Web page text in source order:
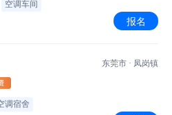
空调车间
报名
调宿舍
东莞市 · 凤岗镇